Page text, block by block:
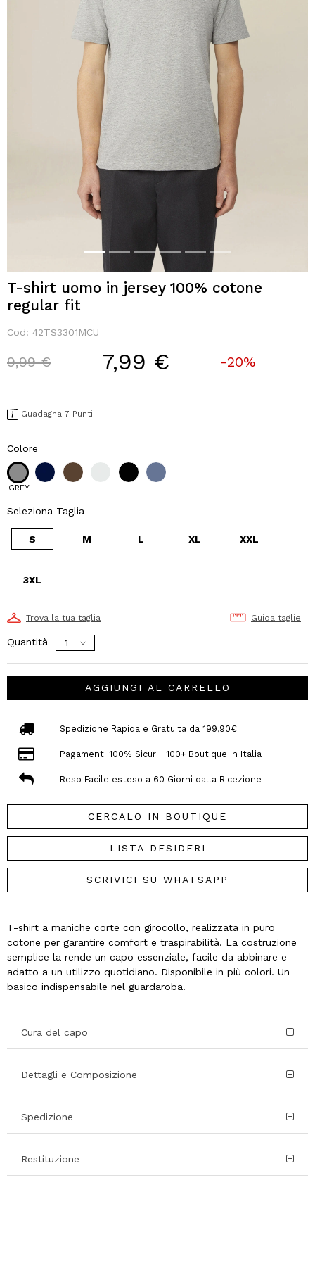
T-shirt uomo in jersey 100% cotone
regular fit
Cod: 42TS3301MCU
Price reduced from
9,99 €to 7,99 € -20%
Guadagna 7 Punti
Colore
GREY
Seleziona Taglia
S M L XL XXL
3XL
Trova la tua taglia Guida taglie
Quantità
AGGIUNGI AL CARRELLO
Spedizione Rapida e Gratuita da 199,90€
Pagamenti 100% Sicuri | 100+ Boutique in Italia
Reso Facile esteso a 60 Giorni dalla Ricezione
CERCALO IN BOUTIQUE
LISTA DESIDERI
SCRIVICI SU WHATSAPP
T-shirt a maniche corte con girocollo, realizzata in puro
cotone per garantire comfort e traspirabilità. La costruzione
semplice la rende un capo essenziale, facile da abbinare e
adatto a un utilizzo quotidiano. Disponibile in più colori. Un
basico indispensabile nel guardaroba.
Cura del capo
Dettagli e Composizione
Spedizione
Restituzione